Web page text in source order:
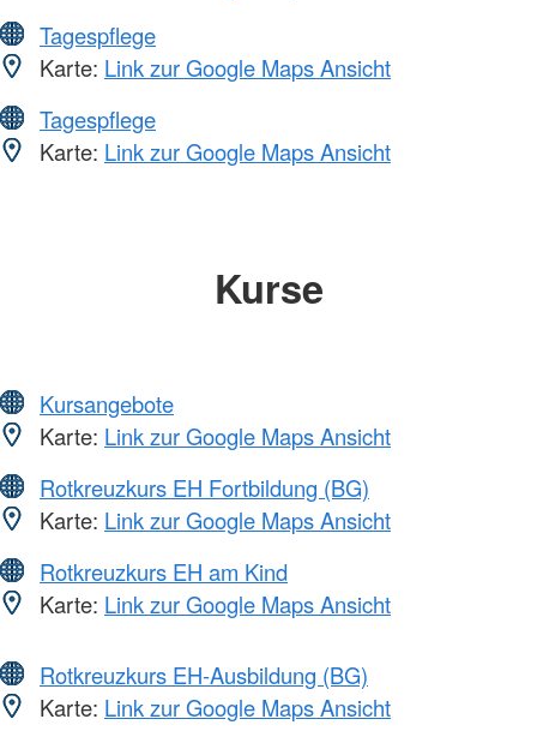
Tagespflege
Karte: Link zur Google Maps Ansicht
Tagespflege
Karte: Link zur Google Maps Ansicht
Kurse
Kursangebote
Karte: Link zur Google Maps Ansicht
Rotkreuzkurs EH Fortbildung (BG)
Karte: Link zur Google Maps Ansicht
Rotkreuzkurs EH am Kind
Karte: Link zur Google Maps Ansicht
Rotkreuzkurs EH-Ausbildung (BG)
Karte: Link zur Google Maps Ansicht